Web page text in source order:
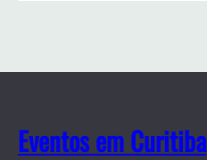
Eventos em Curitiba